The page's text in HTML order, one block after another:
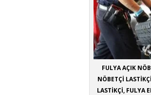
FULYA AÇIK
NÖBETÇİ
LASTİKÇİ, FULYA